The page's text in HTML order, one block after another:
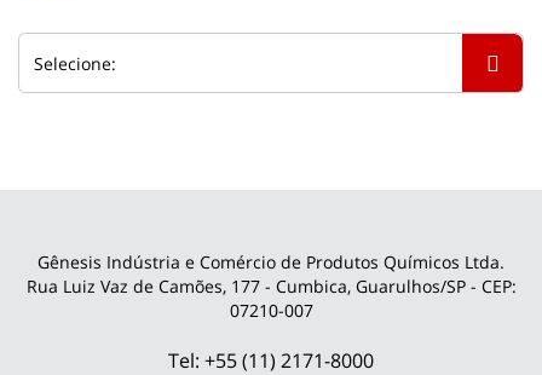
Gênesis Indústria e Comércio de Produtos Químicos Ltda.
Rua Luiz Vaz de Camões, 177 - Cumbica, Guarulhos/SP - CEP:
07210-007
Tel: +55 (11) 2171-8000